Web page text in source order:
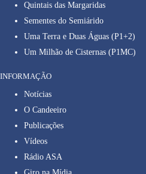
Quintais das Margaridas
Sementes do Semiárido
Uma Terra e Duas Águas (P1+2)
Um Milhão de Cisternas (P1MC)
INFORMAÇÃO
Notícias
O Candeeiro
Publicações
Vídeos
Rádio ASA